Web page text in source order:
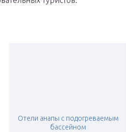
Отели анапы с подогреваемым
бассейном